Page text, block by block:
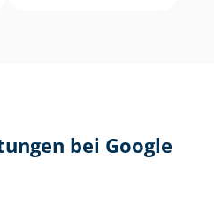
bei Google